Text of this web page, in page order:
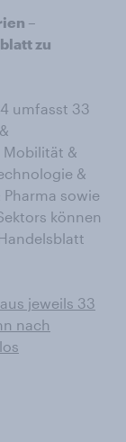
–
zu
umfasst 33
Mobilität &
&
sowie
können
jeweils 33
nach